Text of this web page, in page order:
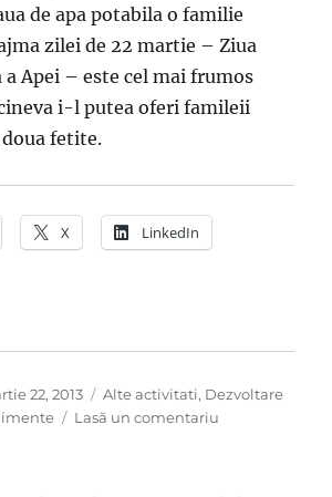
de apa potabila o familie
zilei de 22 martie – Ziua
Apei – este cel mai frumos
i-l putea oferi famileii
fetite.
X LinkedIn
22, 2013 Categorii
Alte activitati, Dezvoltare
Lasă un comentariu